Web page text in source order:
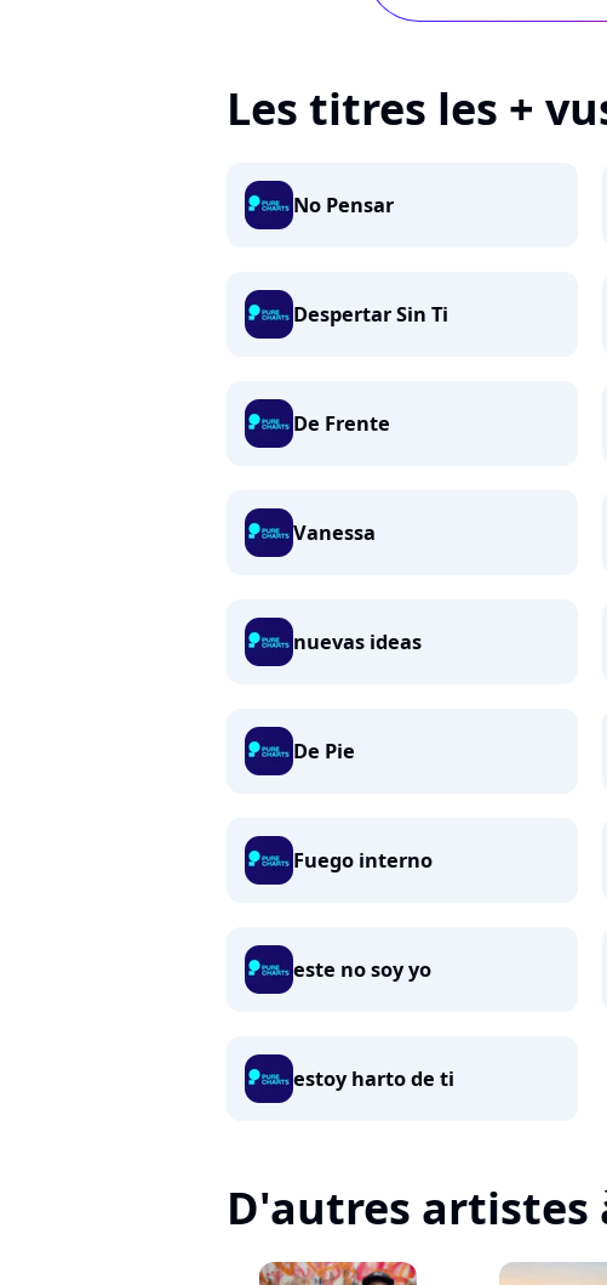
Les titres les +
No Pensar
Despertar Sin Ti
De Frente
Vanessa
nuevas ideas
De Pie
Fuego interno
este no soy yo
estoy harto de ti
D'autres artistes